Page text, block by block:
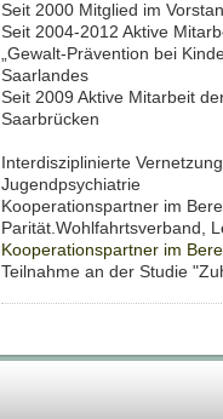
Seit 2000 Mitglied im
Seit 2004-2012 Aktive
„Gewalt-Prävention bei
Saarlandes
Seit 2009 Aktive Mitarbeit
Saarbrücken
Interdisziplinierte
Jugendpsychiatrie
Kooperationspartner im
Parität.Wohlfahrtsverband,
Kooperationspartner im
Teilnahme an der Studie